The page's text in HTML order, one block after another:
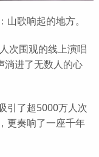
歌响起的地方。
次围观的线上演唱
淌进了无数人的心
了超5000万人次
更奏响了一座千年